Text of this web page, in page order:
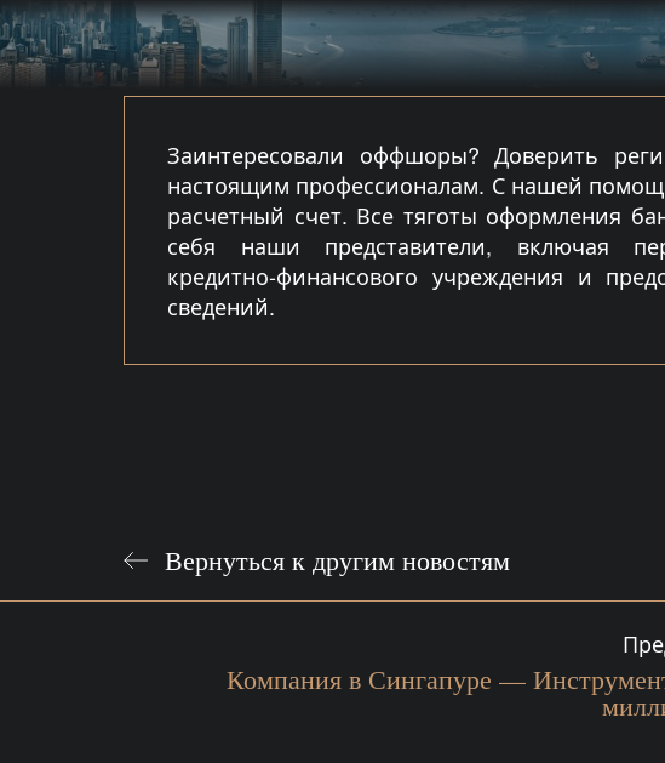
Заинтересовали оффшоры? Доверить
настоящим профессионалам. С нашей
расчетный счет. Все тяготы оформления
себя наши представители, включая
кредитно-финансового учреждения и
сведений.
Вернуться к другим новостям
Компания в Сингапуре —